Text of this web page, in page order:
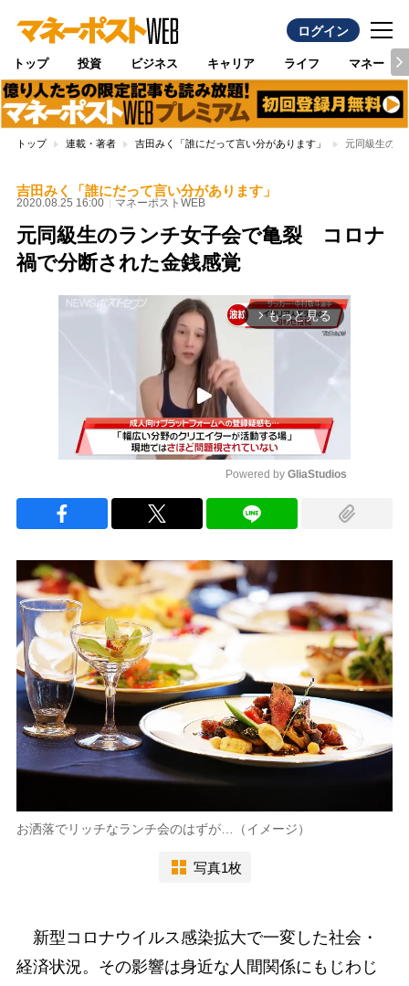
ログイン
トップ 投資 ビジネス キャリア ライフ マネー
トップ 連載・著者 吉田みく「誰にだって言い分があります」 元同級生の
吉田みく「誰にだって言い分があります」
2020.08.25 16:00 マネーポストWEB
元同級生のランチ女子会で亀裂 コロナ
禍で分断された金銭感覚
arrow_forward_ios もっと見る
Powered by GliaStudios
お洒落でリッチなランチ会のはずが…（イメージ）
写真1枚
新型コロナウイルス感染拡大で一変した社会・
経済状況。その影響は身近な人間関係にもじわじ